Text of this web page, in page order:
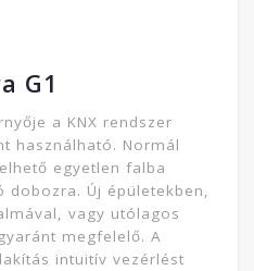
G1
a KNX rendszer
használható. Normál
egyetlen falba
dobozra. Új épületekben,
vagy utólagos
megfelelő. A
intuitív vezérlést